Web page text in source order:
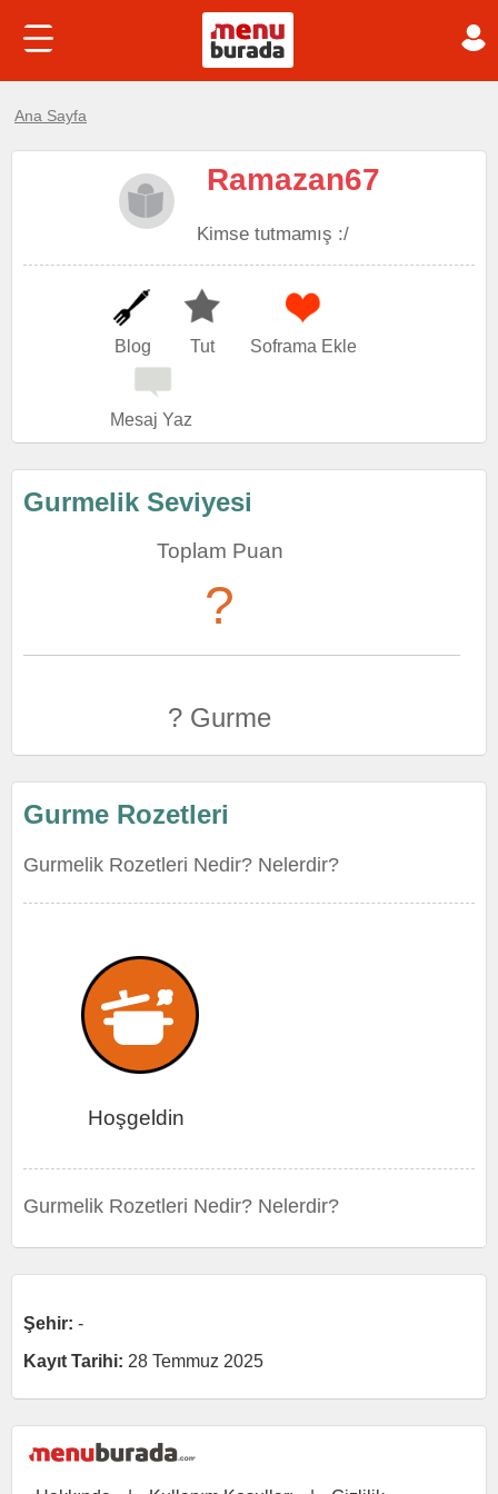
Ana Sayfa
Ramazan67
Kimse tutmamış :/
Blog Tut Soframa Ekle
Mesaj Yaz
Gurmelik Seviyesi
Toplam Puan
?
? Gurme
Gurme Rozetleri
Gurmelik Rozetleri Nedir? Nelerdir?
Hoşgeldin
Gurmelik Rozetleri Nedir? Nelerdir?
Şehir: -
Kayıt Tarihi: 28 Temmuz 2025